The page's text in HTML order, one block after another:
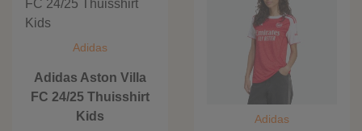
Adidas
Adidas Aston Villa
FC 24/25 Thuisshirt
Kids
Adidas